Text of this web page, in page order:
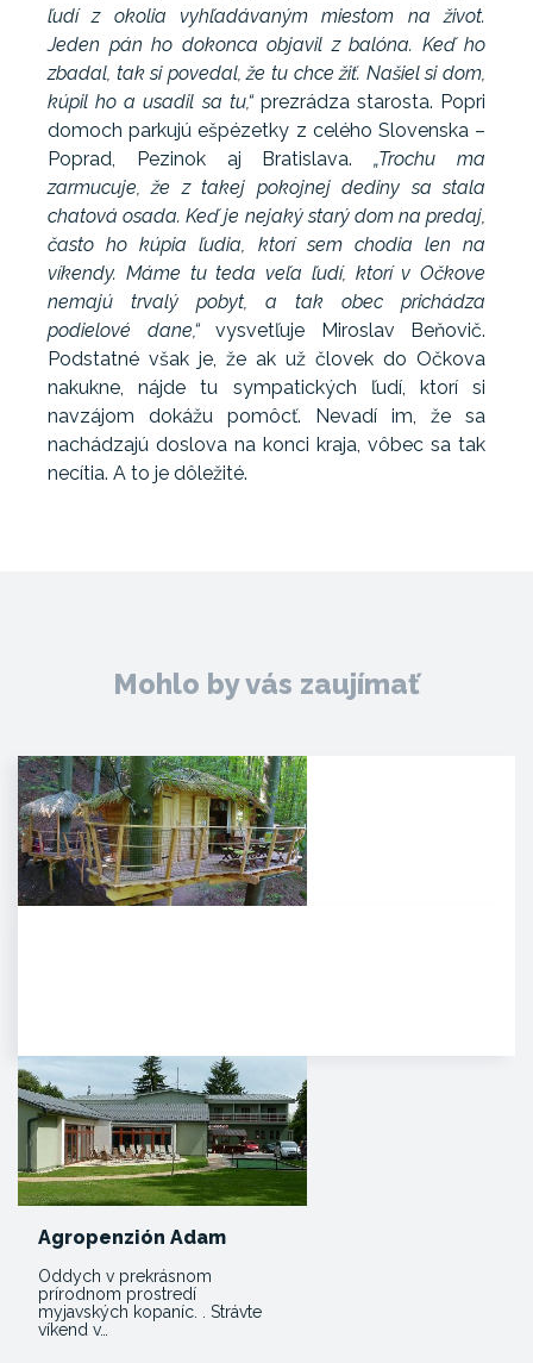
ľudí z okolia vyhľadávaným miestom na život.
Jeden pán ho dokonca objavil z balóna. Keď ho
zbadal, tak si povedal, že tu chce žiť. Našiel si dom,
kúpil ho a usadil sa tu,“prezrádza starosta. Popri
domoch parkujú ešpézetky z celého Slovenska –
Poprad, Pezinok aj Bratislava.„Trochu ma
zarmucuje, že z takej pokojnej dediny sa stala
chatová osada. Keď je nejaký starý dom na predaj,
často ho kúpia ľudia, ktorí sem chodia len na
víkendy. Máme tu teda veľa ľudí, ktorí v Očkove
nemajú trvalý pobyt, a tak obec prichádza
podielové dane,“vysvetľuje Miroslav Beňovič.
Podstatné však je, že ak už človek do Očkova
nakukne, nájde tu sympatických ľudí, ktorí si
navzájom dokážu pomôcť. Nevadí im, že sa
nachádzajú doslova na konci kraja, vôbec sa tak
necítia. A to je dôležité.
Mohlo by vás zaujímať
Agropenzión Adam
Oddych v prekrásnom
prírodnom prostredí
myjavských kopaníc. . Strávte
víkend v…